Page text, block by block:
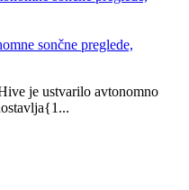
sončne preglede,
je ustvarilo avtonomno